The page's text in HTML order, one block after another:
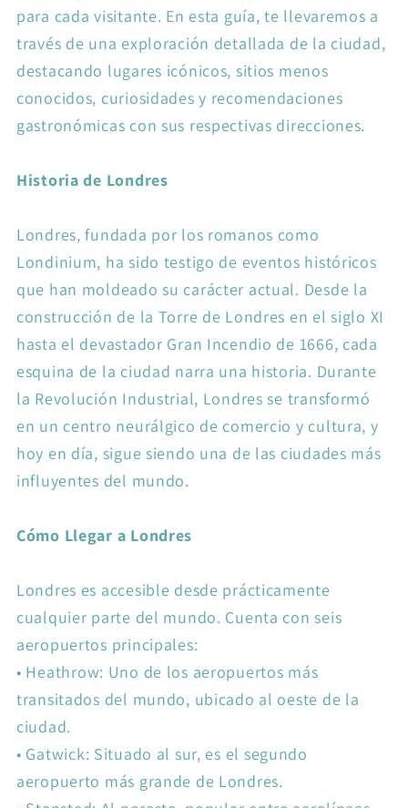
para cada visitante. En esta guía, te llevaremos a
través de una exploración detallada de la ciudad,
destacando lugares icónicos, sitios menos
conocidos, curiosidades y recomendaciones
gastronómicas con sus respectivas direcciones.
Historia de Londres
Londres, fundada por los romanos como
Londinium, ha sido testigo de eventos históricos
que han moldeado su carácter actual. Desde la
construcción de la Torre de Londres en el siglo XI
hasta el devastador Gran Incendio de 1666, cada
esquina de la ciudad narra una historia. Durante
la Revolución Industrial, Londres se transformó
en un centro neurálgico de comercio y cultura, y
hoy en día, sigue siendo una de las ciudades más
influyentes del mundo.
Cómo Llegar a Londres
Londres es accesible desde prácticamente
cualquier parte del mundo. Cuenta con seis
aeropuertos principales:
• Heathrow: Uno de los aeropuertos más
transitados del mundo, ubicado al oeste de la
ciudad.
• Gatwick: Situado al sur, es el segundo
aeropuerto más grande de Londres.